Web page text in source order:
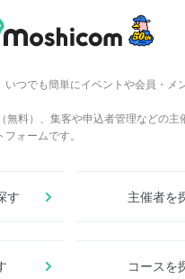
いつでも簡単にイベントや会員・メ
無料）、集客や申込者管理などの主
ォームです。
す 主催者を
コースを